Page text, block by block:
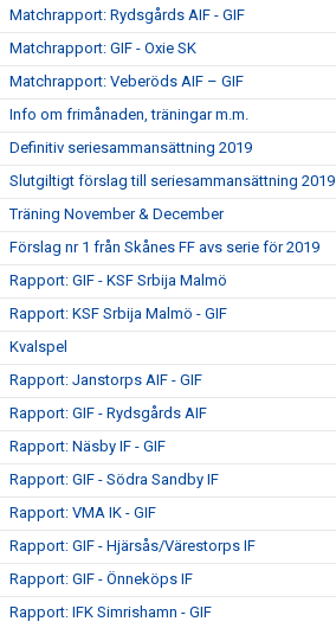
Matchrapport: Rydsgårds AIF - GIF
Matchrapport: GIF - Oxie SK
Matchrapport: Veberöds AIF – GIF
Info om frimånaden, träningar m.m.
Definitiv seriesammansättning 2019
Slutgiltigt förslag till seriesammansättning 2019
Träning November & December
Förslag nr 1 från Skånes FF avs serie för 2019
Rapport: GIF - KSF Srbija Malmö
Rapport: KSF Srbija Malmö - GIF
Kvalspel
Rapport: Janstorps AIF - GIF
Rapport: GIF - Rydsgårds AIF
Rapport: Näsby IF - GIF
Rapport: GIF - Södra Sandby IF
Rapport: VMA IK - GIF
Rapport: GIF - Hjärsås/Värestorps IF
Rapport: GIF - Önneköps IF
Rapport: IFK Simrishamn - GIF